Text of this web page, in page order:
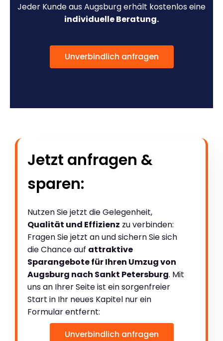
Jeder Kunde aus Augsburg erhält kostenlos eine
individuelle Beratung.
Unverbindlich anfragen
Jetzt anfragen &
sparen:
Nutzen Sie jetzt die Gelegenheit,
Qualität und Effizienz zu verbinden:
Fragen Sie jetzt an und sichern Sie sich
die Chance auf attraktive
Sparangebote für Ihren Umzug von
Augsburg nach Sankt Petersburg. Mit
uns an Ihrer Seite ist ein sorgenfreier
Start in Ihr neues Kapitel nur ein
Formular entfernt:
Unverbindlich anfragen